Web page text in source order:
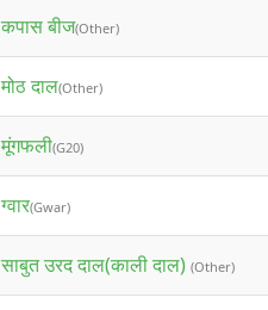
कपास बीज(Other)
मोठ दाल(Other)
मूंगफली(G20)
ग्वार(Gwar)
साबुत उरद दाल(काली दाल) (Other)